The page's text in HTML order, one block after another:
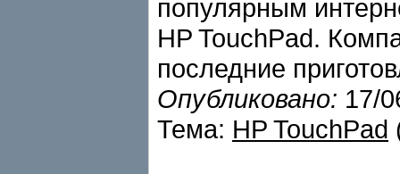
популярным
HP TouchPad.
последние
Опубликовано: 17/
Тема: HP TouchPad